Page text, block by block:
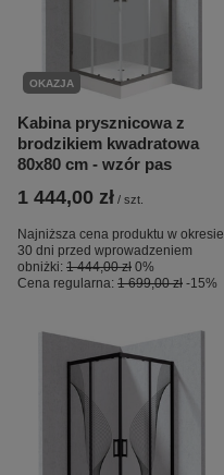
OKAZJA
Kabina prysznicowa z
brodzikiem kwadratowa
80x80 cm - wzór pas
1 444,00 zł / szt.
Najniższa cena produktu w okresie
30 dni przed wprowadzeniem
obniżki: 1 444,00 zł 0%
Cena regularna: 1 699,00 zł -15%